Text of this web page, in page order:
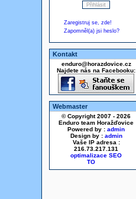
Zaregistruj se, zde!
Zapomněl(a) jsi heslo?
Kontakt
enduro@horazdovice.cz
Najdete nás na Facebooku:
Webmaster
© Copyright 2007 - 2026
Enduro team Horažďovice
Powered by : admin
Design by : admin
Vaše IP adresa :
216.73.217.131
optimalizace SEO